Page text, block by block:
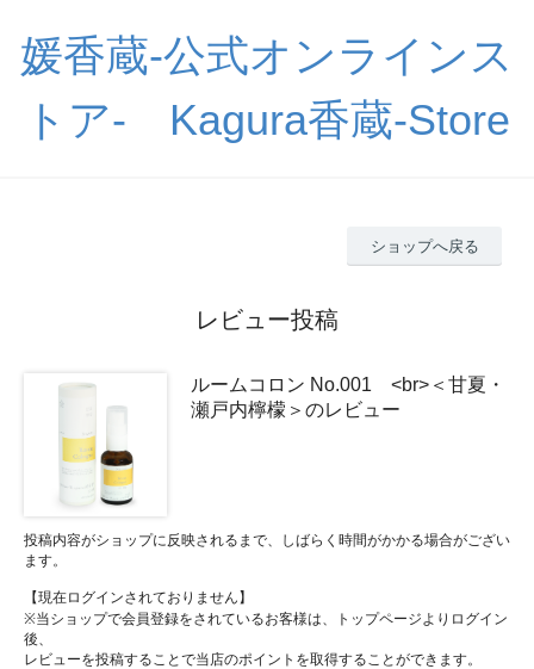
媛香蔵-公式オンラインス
トア- Kagura香蔵-Store
ショップへ戻る
レビュー投稿
ルームコロン No.001 <br>＜甘夏・
瀬戸内檸檬＞のレビュー
投稿内容がショップに反映されるまで、しばらく時間がかかる場合がござい
ます。
【現在ログインされておりません】
※当ショップで会員登録をされているお客様は、トップページよりログイン
後、
レビューを投稿することで当店のポイントを取得することができます。